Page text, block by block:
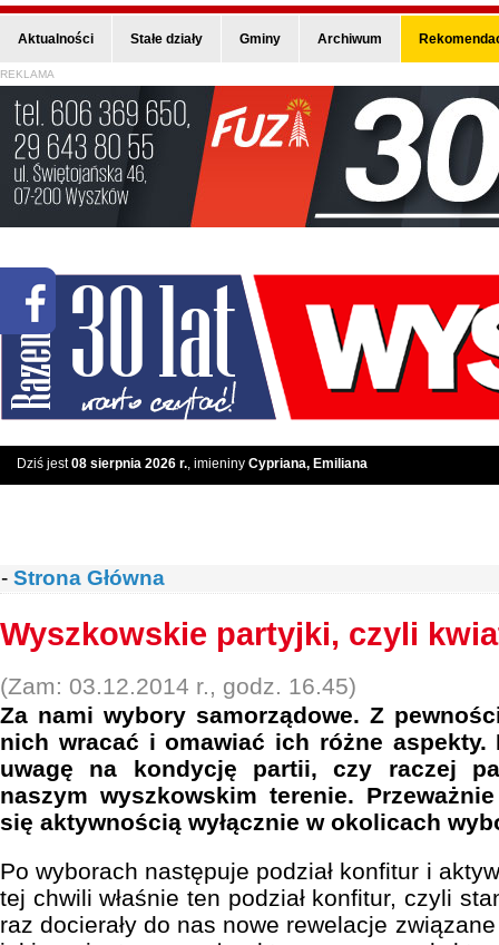
Aktualności Stałe działy Gminy Archiwum
REKLAMA
Dziś jest08 sierpnia 2026 r., imieniny Cypriana, Emiliana
- Strona Główna
Wyszkowskie partyjki, czyli
(Zam: 03.12.2014 r., godz. 16.45)
Za nami wybory samorządowe. Z
nich wracać i omawiać ich różne aspekty.
uwagę na kondycję partii, czy raczej
naszym wyszkowskim terenie.
się aktywnością wyłącznie w okolicach
Po wyborach następuje podział konfitur i
tej chwili właśnie ten podział konfitur, czyli
raz docierały do nas nowe rewelacje